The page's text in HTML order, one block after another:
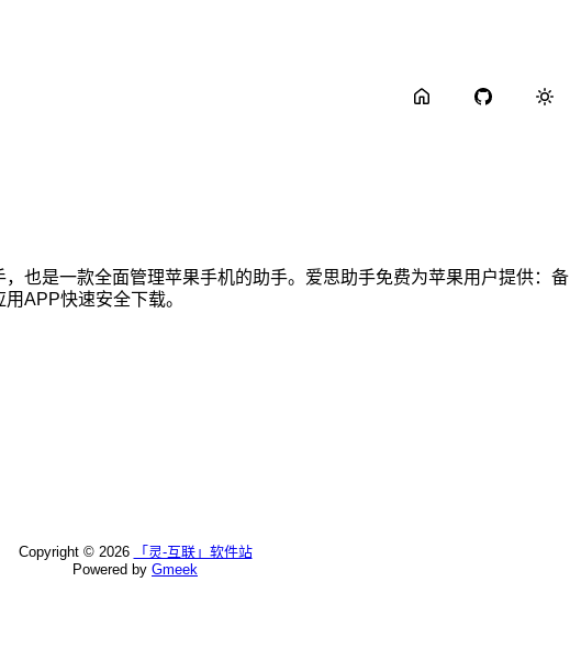
也是一款全面管理苹果手机的助手。爱思助手免费为苹果用户提供：备
APP快速安全下载。
Copyright © 2026
「灵-互联」软件站
Powered by Gmeek